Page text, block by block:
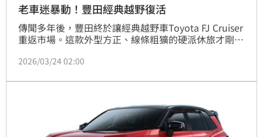
老車迷暴動！豐田經典越野復活
傳聞多年後，豐田終於讓經典越野車Toyota FJ Cruiser
重返市場。這款外型方正、線條粗獷的硬派休旅才剛亮
同的改裝示範車。雖然目前沒有販售計畫，但官方已說
花。
2026/03/24 02:00